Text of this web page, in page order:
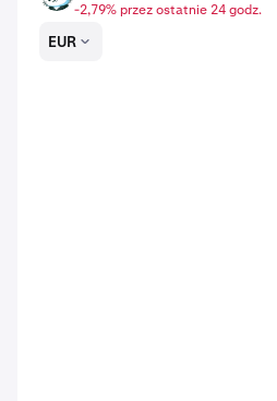
-2,79% przez ostatnie 24 godz.
EUR